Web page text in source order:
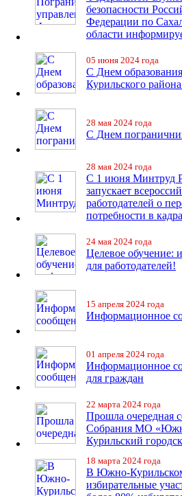
безопасности
Федерации по
области
05 июня 2024 года
С Днем
Курильского
28 мая 2024 года
С Днем
28 мая 2024 года
С 1 июня Минтруд
запускает
работодателей о
потребности в
24 мая 2024 года
Целевое обучение:
для работодателей!
15 апреля 2024 года
Информационное
01 апреля 2024 года
Информационное
для граждан
22 марта 2024 года
Прошла очередная
Собрания МО
Курильский
18 марта 2024 года
В Южно-
избирательные